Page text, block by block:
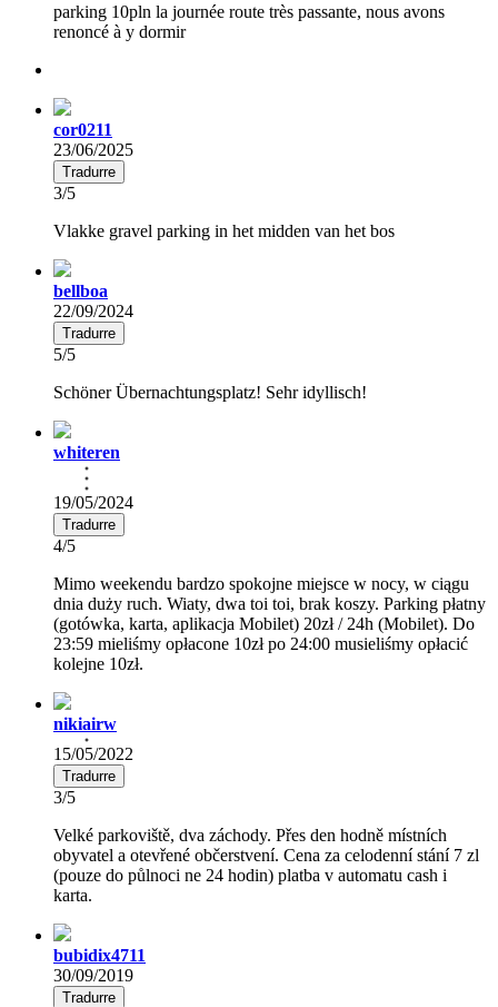
parking 10pln la journée route très passante, nous avons
renoncé à y dormir
cor0211
23/06/2025
Tradurre
3/5
Vlakke gravel parking in het midden van het bos
bellboa
22/09/2024
Tradurre
5/5
Schöner Übernachtungsplatz! Sehr idyllisch!
whiteren
19/05/2024
Tradurre
4/5
Mimo weekendu bardzo spokojne miejsce w nocy, w ciągu
dnia duży ruch. Wiaty, dwa toi toi, brak koszy. Parking płatny
(gotówka, karta, aplikacja Mobilet) 20zł / 24h (Mobilet). Do
23:59 mieliśmy opłacone 10zł po 24:00 musieliśmy opłacić
kolejne 10zł.
nikiairw
15/05/2022
Tradurre
3/5
Velké parkoviště, dva záchody. Přes den hodně místních
obyvatel a otevřené občerstvení. Cena za celodenní stání 7 zl
(pouze do půlnoci ne 24 hodin) platba v automatu cash i
karta.
bubidix4711
30/09/2019
Tradurre